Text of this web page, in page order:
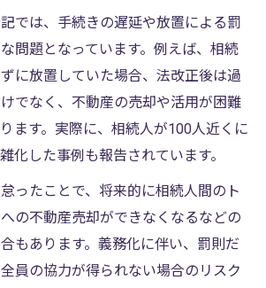
では、手続きの遅延や放置による罰
問題となっています。例えば、相続
に放置していた場合、法改正後は過
でなく、不動産の売却や活用が困難
ます。実際に、相続人が100人近くに
化した事例も報告されています。
ったことで、将来的に相続人間のト
の不動産売却ができなくなるなどの
もあります。義務化に伴い、罰則だ
員の協力が得られない場合のリスク